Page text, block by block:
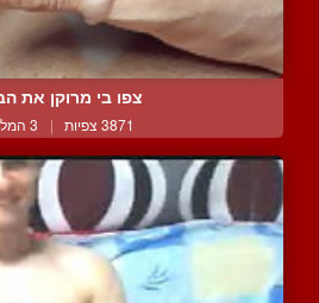
צפו בי מרוקן את
3871 צפיות | 3 המלצות